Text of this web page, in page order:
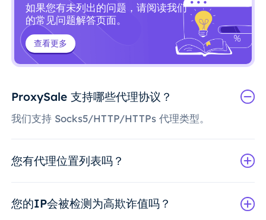
如果您有未列出的问题，请阅读我们
的常见问题解答页面。
查看更多
ProxySale 支持哪些代理协议？
我们支持 Socks5/HTTP/HTTPs 代理类型。
您有代理位置列表吗？
您的IP会被检测为高欺诈值吗？